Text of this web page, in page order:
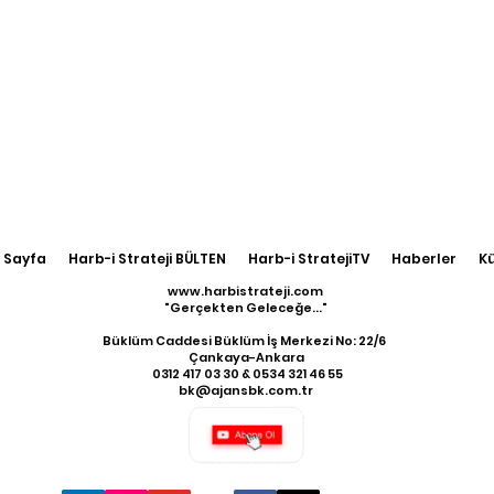
Sayfa Harb-i Strateji BÜLTEN Harb-i StratejiTV Haberler
www.harbistrateji.com
"Gerçekten Geleceğe..."
Büklüm Caddesi Büklüm İş Merkezi No: 22/6
Çankaya-Ankara
​ 0312 417 03 30 & 0534 321 46 55
bk@ajansbk.com.tr